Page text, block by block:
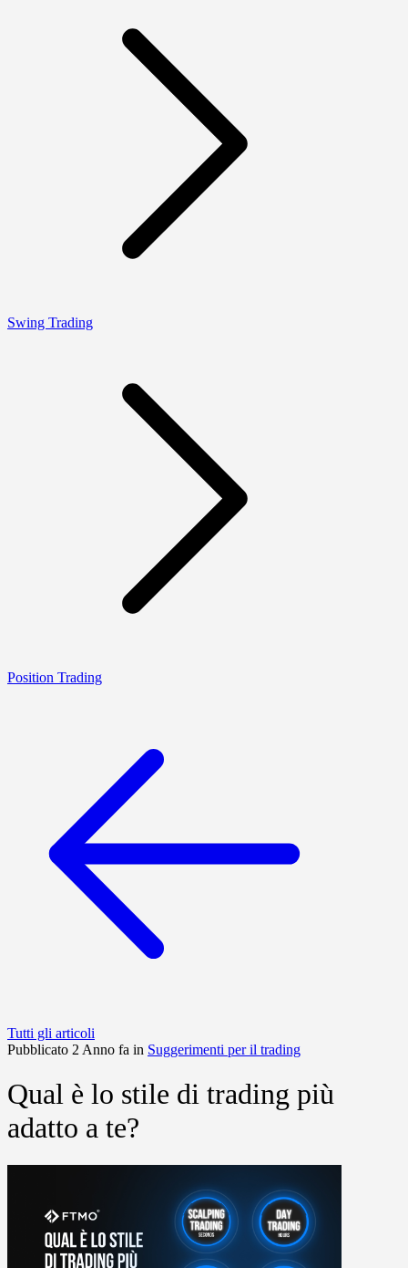
Swing Trading
Position Trading
Tutti gli articoli
Pubblicato 2 Anno fa in Suggerimenti per il trading
Qual è lo stile di trading più
adatto a te?